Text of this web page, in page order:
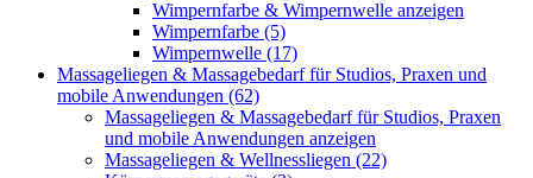
Wimpernfarbe & Wimpernwelle anzeigen
Wimpernfarbe (5)
Wimpernwelle (17)
Massageliegen & Massagebedarf für Studios, Praxen und
mobile Anwendungen (62)
Massageliegen & Massagebedarf für Studios, Praxen
und mobile Anwendungen anzeigen
Massageliegen & Wellnessliegen (22)